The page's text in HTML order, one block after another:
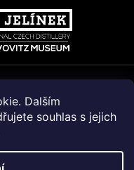
Dalším
souhlas s jejich